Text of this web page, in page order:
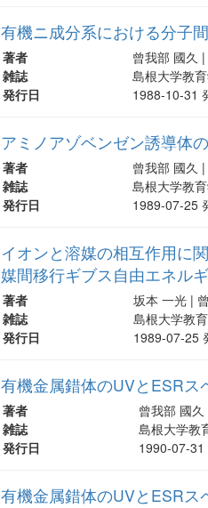
有機ニ成分系における分子
著者
曾我部 國久
雑誌
島根大学教
発行日
1988-10-31
アミノアゾベンゼン誘導体
著者
曾我部 國久
雑誌
島根大学教
発行日
1989-07-25
イオンと溶媒の相互作用に
媒間移行ギブス自由エネル
著者
坂本 一光 |
雑誌
島根大学教
発行日
1989-07-25
有機金属錯体のUVとESR
著者
曾我部 國
雑誌
島根大学教
発行日
1990-07-31
有機金属錯体のUVとESR